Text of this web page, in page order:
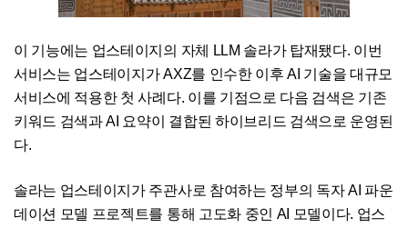
이 기능에는 업스테이지의 자체 LLM 솔라가 탑재됐다. 이번
서비스는 업스테이지가 AXZ를 인수한 이후 AI 기술을 대규모
서비스에 적용한 첫 사례다. 이를 기점으로 다음 검색은 기존
키워드 검색과 AI 요약이 결합된 하이브리드 검색으로 운영된
다.
솔라는 업스테이지가 주관사로 참여하는 정부의 독자 AI 파운
데이션 모델 프로젝트를 통해 고도화 중인 AI 모델이다. 업스